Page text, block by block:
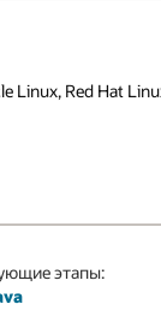
Linux, Red Hat
этапы: